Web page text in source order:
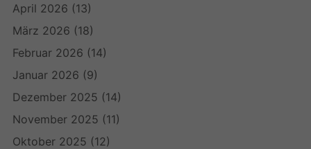
April 2026 (13)
März 2026 (18)
Februar 2026 (14)
Januar 2026 (9)
Dezember 2025 (14)
November 2025 (11)
Oktober 2025 (12)